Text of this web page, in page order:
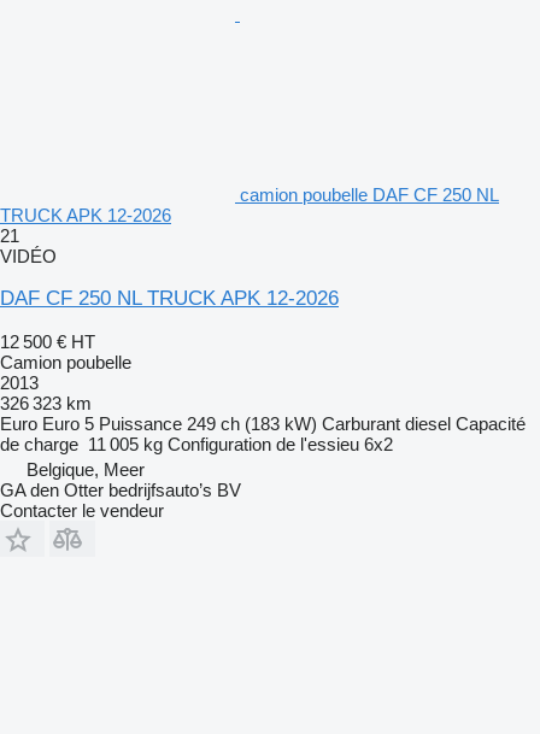
camion poubelle DAF CF 250 NL
TRUCK APK 12-2026
21
VIDÉO
DAF CF 250 NL TRUCK APK 12-2026
12 500 € HT
Camion poubelle
2013
326 323 km
Euro Euro 5 Puissance 249 ch (183 kW) Carburant diesel Capacité
de charge 11 005 kg Configuration de l'essieu 6x2
Belgique, Meer
GA den Otter bedrijfsauto’s BV
Contacter le vendeur